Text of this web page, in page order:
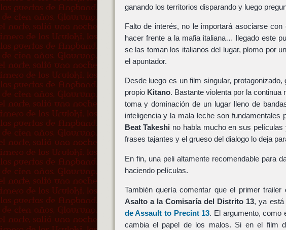
ganando los territorios disparando y luego
Falto de interés, no le importará asociarse
hacer frente a la mafia italiana… llegado este
se las toman los italianos del lugar, plomo por
el apuntador.
Desde luego es un film singular, protagonizado,
propio Kitano. Bastante violenta por la
toma y dominación de un lugar lleno de
inteligencia y la mala leche son
Beat Takeshi no habla mucho en sus
frases tajantes y el grueso del dialogo lo deja
En fin, una peli altamente recomendable para
haciendo películas.
También quería comentar que el primer
Asalto a la Comisaría del Distrito 13, ya está
de Assault to Precint 13. El argumento, como
cambia el papel de los malos. Si en el film